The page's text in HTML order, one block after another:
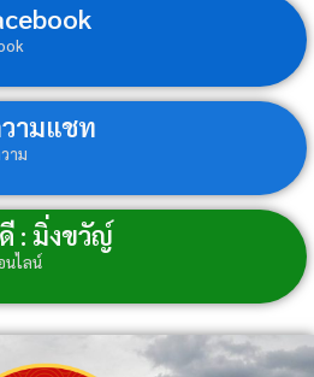
ามแชท
าม
: มิ่งขวัญ์
นไลน์